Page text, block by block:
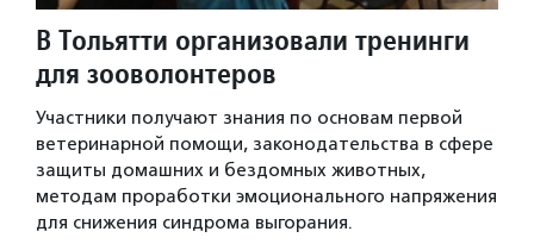
В Тольятти организовали тренинги
для зооволонтеров
Участники получают знания по основам первой
ветеринарной помощи, законодательства в сфере
защиты домашних и бездомных животных,
методам проработки эмоционального напряжения
для снижения синдрома выгорания.